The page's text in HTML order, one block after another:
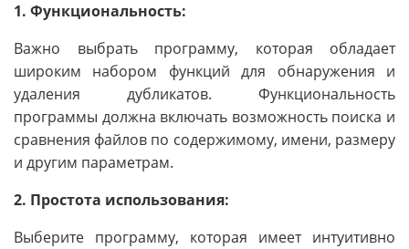
1. Функциональность:
Важно выбрать программу, которая обладает
широким набором функций для обнаружения и
удаления дубликатов. Функциональность
программы должна включать возможность поиска и
сравнения файлов по содержимому, имени, размеру
и другим параметрам.
2. Простота использования:
Выберите программу, которая имеет интуитивно